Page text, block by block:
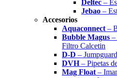
Deltec –
Jebao –
Accesorios
Aquaconnect –
Bubble Magus –
Filtro Calcetin
D-D –
DVH– Pipetas
Mag Float –